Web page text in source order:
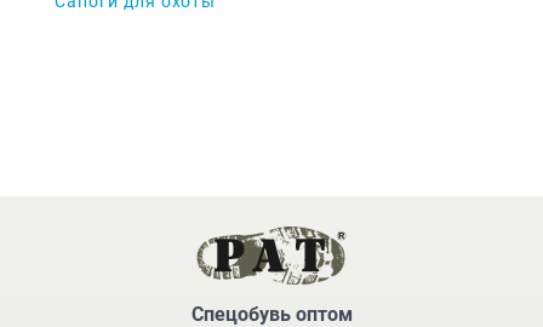
Спецобувь оптом